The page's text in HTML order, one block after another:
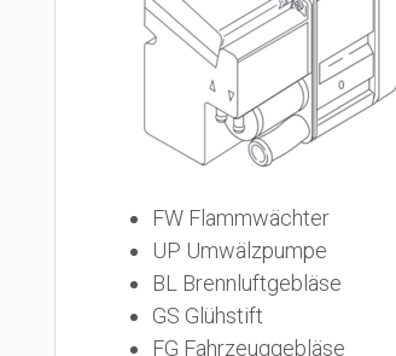
FW Flammwächter
UP Umwälzpumpe
BL Brennluftgebläse
GS Glühstift
FG Fahrzeuggebläse